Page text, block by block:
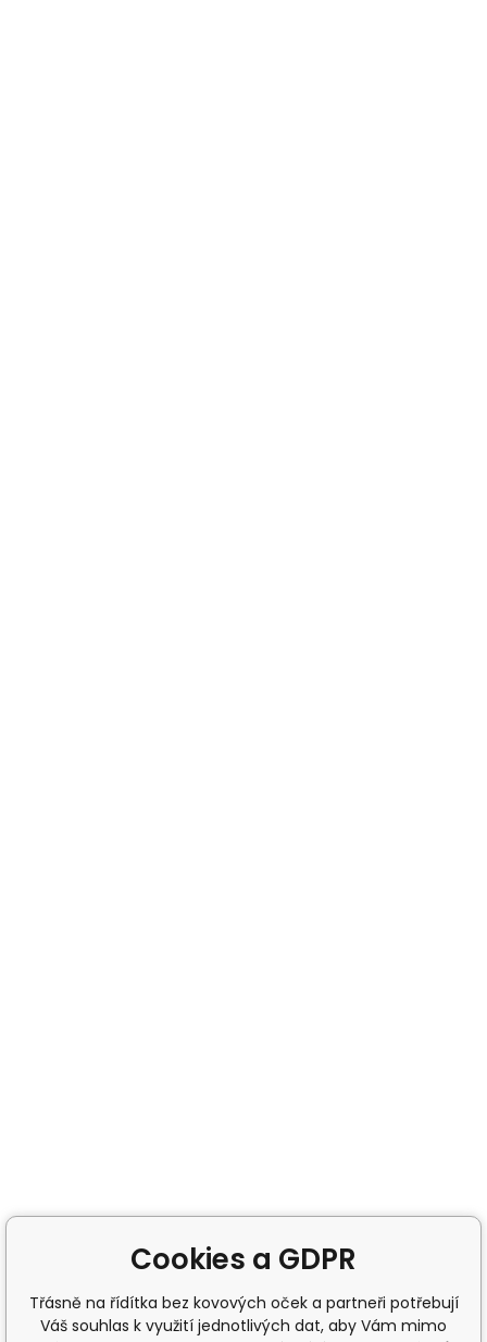
Cookies a GDPR
Třásně na řídítka bez kovových oček a partneři potřebují
Váš souhlas k využití jednotlivých dat, aby Vám mimo